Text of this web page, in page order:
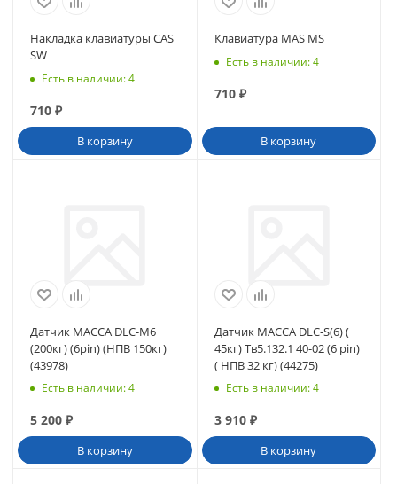
Накладка клавиатуры CAS
SW
Есть в наличии: 4
710 ₽
В корзину
Клавиатура MAS MS
Есть в наличии: 4
710₽
В корзину
Датчик МАССА DLC-М6
(200кг) (6pin) (НПВ 150кг)
(43978)
Есть в наличии: 4
5 200 ₽
В корзину
Датчик МАССА DLC-S(6) (
45кг) Тв5.132.1 40-02 (6 pin)
( НПВ 32 кг) (44275)
Есть в наличии: 4
3 910₽
В корзину